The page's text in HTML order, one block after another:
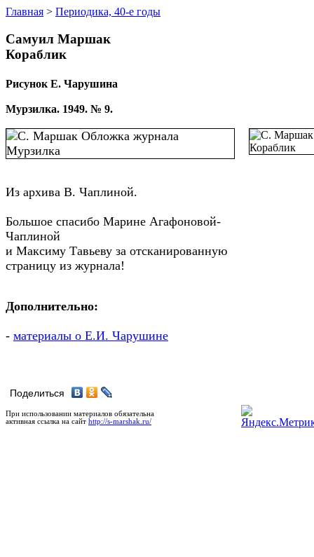
Главная > Периодика, 40-е годы
Самуил Маршак
Кораблик
Рисунок Е. Чарушина
Мурзилка. 1949. № 9.
Из архива В. Чаплиной.
Большое спасибо Марине Агафоновой-
Чаплиной
и Максиму Тавьеву за отсканированную
страницу из журнала!
Дополнительно:
- материалы о Е.И. Чарушине
Поделиться
При использовании материалов обязательна
активная ссылка на сайт http://s-marshak.ru/